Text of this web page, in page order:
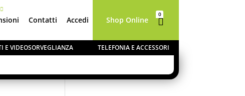
E VIDEOSORVEGLIANZA TELEFONIA E ACCESSORI
0
Contatti Accedi Shop Online 